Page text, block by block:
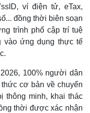
ví điện tử, eTax,
đồng thời biên soạn
trình phổ cập trí tuệ
vào ứng dụng thực tế
100% người dân
cơ bản về chuyển
thông minh, khai thác
thời được xác nhận